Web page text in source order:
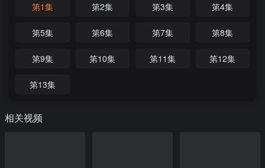
第1集 第2集 第3集 第4集
第5集 第6集 第7集 第8集
第9集 第10集 第11集 第12集
第13集
相关视频